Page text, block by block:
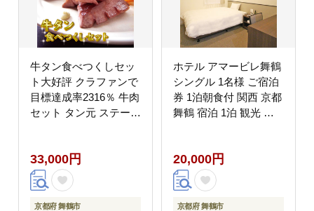
牛タン食べつくしセッ
ト大好評 クラファンで
目標達成率2316％ 牛肉
セット タン元 ステーキ
詰め合わせ 盛り合わせ
セット 熨斗 贈答 ギフ
ト
33,000円
京都府 舞鶴市
ホテル アマービレ舞鶴
シングル 1名様 ご宿泊
券 1泊朝食付 関西 京都
舞鶴 宿泊 1泊 観光 ビ
20,000円
京都府 舞鶴市